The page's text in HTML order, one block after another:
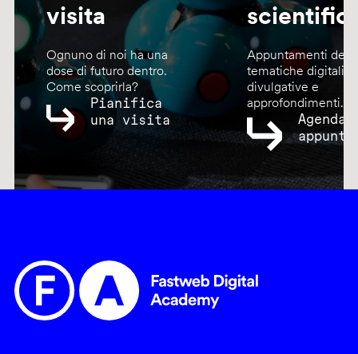
visita
Ognuno di noi ha una
dose di futuro dentro.
Come scoprirla?
Pianifica
una visita
Appuntamenti
tematiche digitali,
divulgative e
approfondimenti.
Agenda